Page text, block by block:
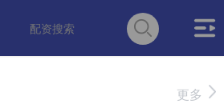
更多